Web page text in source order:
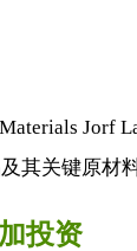
Jorf
其关键原材
投资